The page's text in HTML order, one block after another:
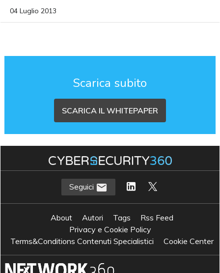
04 Luglio 2013
Scarica subito
SCARICA IL WHITEPAPER
Seguici
About Autori Tags
Rss Feed
Privacy e Cookie Policy
Terms&Conditions Contenuti Specialistici
Cookie Center